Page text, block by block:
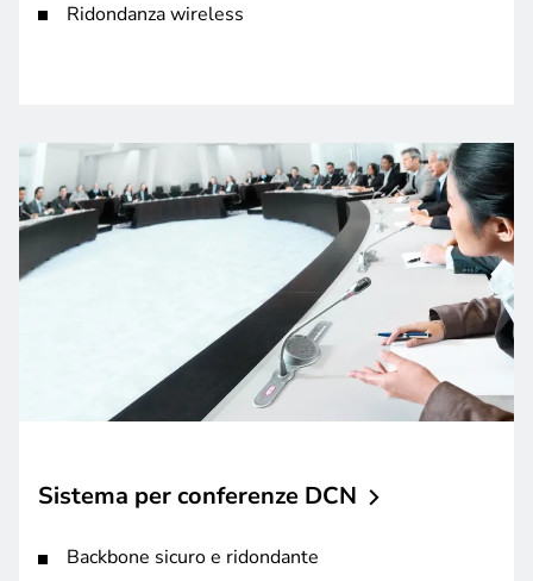
Ridondanza wireless
Sistema per conferenze DCN
Backbone sicuro e ridondante